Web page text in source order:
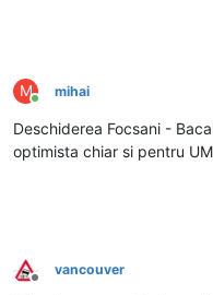
M
Conectat
mihai
Deschiderea Focsani -
optimista chiar si pentru
Deconectat
vancouver